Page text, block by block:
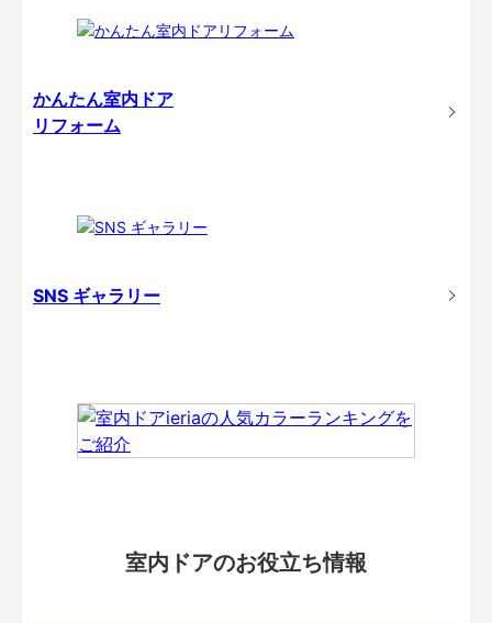
かんたん室内ドア
リフォーム
SNS ギャラリー
室内ドアのお役立ち情報